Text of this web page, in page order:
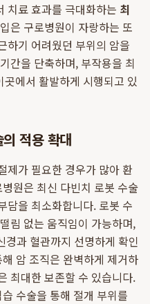
치료 효과를 극대화하는 최
은 구로병원이 자랑하는 또
하기 어려웠던 부위의 암을
간을 단축하며, 부작용을 최
에서 활발하게 시행되고 있
적용 확대
제가 필요한 경우가 많아 환
원은 최신 다빈치 로봇 수술
담을 최소화합니다. 로봇 수
림 없는 움직임이 가능하며,
과 혈관까지 선명하게 확인
암 조직은 완벽하게 제거하
최대한 보존할 수 있습니다.
수술을 통해 절개 부위를